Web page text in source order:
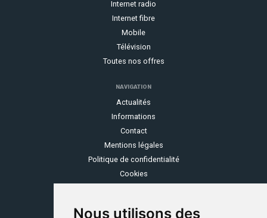
Nous utilisons des
Internet radio
Internet fibre
Mobile
Télévision
Toutes nos offres
NAVIGATION
Actualités
Informations
Contact
Mentions légales
Politique de confidentialité
Cookies
Espace client